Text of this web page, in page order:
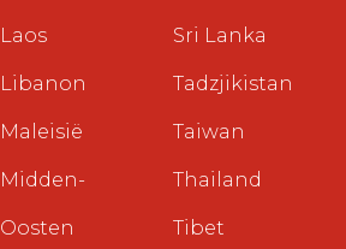
Laos
Libanon
Maleisië
Midden-
Oosten
Sri Lanka
Tadzjikistan
Taiwan
Thailand
Tibet